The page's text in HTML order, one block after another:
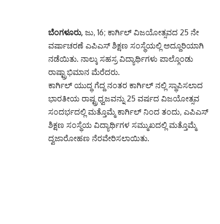
ಬೆಂಗಳೂರು, ಜು, 16; ಕಾರ್ಗಿಲ್ ವಿಜಯೋತ್ಸವದ 25 ನೇ
ವರ್ಷಾಚರಣೆ ಎಪಿಎಸ್ ಶಿಕ್ಷಣ ಸಂಸ್ಥೆಯಲ್ಲಿ ಅದ್ದೂರಿಯಾಗಿ
ನಡೆಯಿತು. ನಾಲ್ಕು ಸಹಸ್ರ ವಿದ್ಯಾರ್ಥಿಗಳು ಪಾಲ್ಗೊಂಡು
ರಾಷ್ಟ್ರಾಭಿಮಾನ ಮೆರೆದರು.
ಕಾರ್ಗಿಲ್ ಯುದ್ಧ ಗೆದ್ದ ನಂತರ ಕಾರ್ಗಿಲ್ ನಲ್ಲಿ ಸ್ಥಾಪಿಸಲಾದ
ಭಾರತೀಯ ರಾಷ್ಟ್ರಧ್ವಜವನ್ನು 25 ವರ್ಷದ ವಿಜಯೋತ್ಸವ
ಸಂದರ್ಭದಲ್ಲಿ ಮತ್ತೊಮ್ಮೆ ಕಾರ್ಗಿಲ್ ನಿಂದ ತಂದು, ಎಪಿಎಸ್
ಶಿಕ್ಷಣ ಸಂಸ್ಥೆಯ ವಿದ್ಯಾರ್ಥಿಗಳ ಸಮ್ಮುಖದಲ್ಲಿ ಮತ್ತೊಮ್ಮೆ
ದ್ವಜಾರೋಹಣ ನೆರವೇರಿಸಲಾಯಿತು.